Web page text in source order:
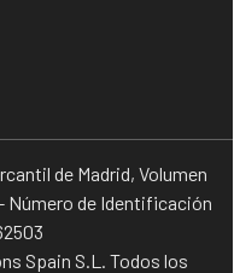
de Madrid, Volumen
Número de Identificación
Spain S.L. Todos los